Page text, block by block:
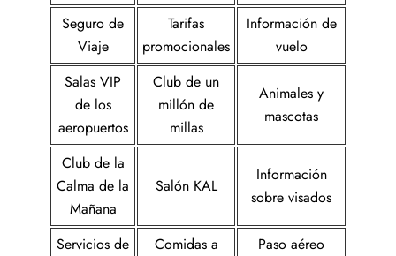
Seguro de
Viaje
Tarifas
promocionales
Información de
vuelo
Salas VIP
de los
aeropuertos
Club de un
millón de
millas
Animales y
mascotas
Club de la
Calma de la
Mañana
Salón KAL
Información
sobre visados
Servicios de
Comidas a
Paso aéreo